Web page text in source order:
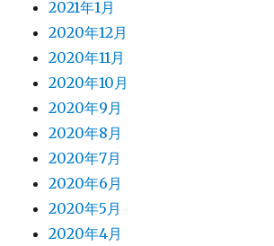
2021年1月
2020年12月
2020年11月
2020年10月
2020年9月
2020年8月
2020年7月
2020年6月
2020年5月
2020年4月